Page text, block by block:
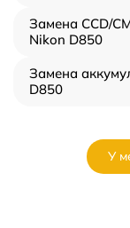
Замена CCD/
Nikon D850
Замена
D850
У